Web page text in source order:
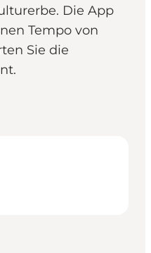
Die App
Tempo von
Sie die